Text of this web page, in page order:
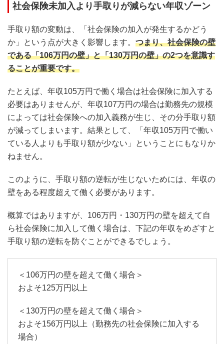
社会保険未加入より手取りが減らない年収ゾーン
手取り額の変動は、「社会保険の加入が発生するかどう
か」という点が大きく影響します。 つまり、社会保険の壁
である「106万円の壁」と「130万円の壁」の2つを意識す
ることが重要です。
たとえば、年収105万円で働く場合は社会保険に加入する
必要はありませんが、年収107万円の場合は勤務先の規模
によっては社会保険への加入義務が生じ、その分手取り額
が減ってしまいます。結果として、「年収105万円で働い
ている人よりも手取り額が少ない」ということにもなりか
ねません。
このように、手取り額の逆転が生じないためには、年収の
壁をある程度超えて働く必要があります。
概算ではありますが、106万円・130万円の壁を超えて自
ら社会保険に加入して働く場合は、下記の年収をめざすと
手取り額の逆転を防ぐことができるでしょう。
＜106万円の壁を超えて働く場合＞
およそ125万円以上
＜130万円の壁を超えて働く場合＞
およそ156万円以上（勤務先の社会保険に加入する
場合）